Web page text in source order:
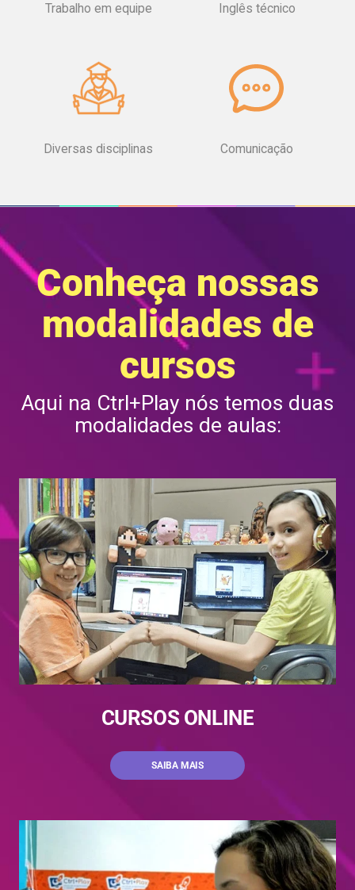
Trabalho em equipe Inglês técnico
Diversas disciplinas Comunicação
Conheça nossas
modalidades de
cursos
Aqui na Ctrl+Play nós temos duas
modalidades de aulas:
CURSOS ONLINE
SAIBA MAIS